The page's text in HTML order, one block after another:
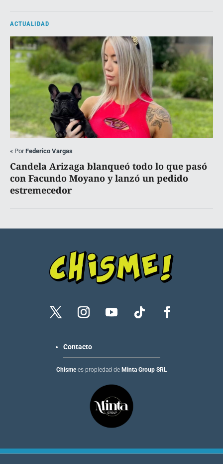
ACTUALIDAD
« PorFederico Vargas
Candela Arizaga blanqueó todo lo que pasó
con Facundo Moyano y lanzó un pedido
estremecedor
Contacto
Chismees propiedad de Minta Group SRL